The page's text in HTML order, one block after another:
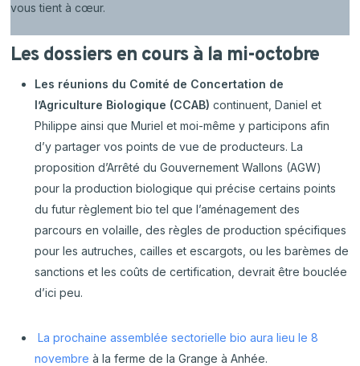
vous tient à cœur.
Les dossiers en cours à la mi-octobre
Les réunions du Comité de Concertation de
l’Agriculture Biologique (CCAB) continuent, Daniel et
Philippe ainsi que Muriel et moi-même y participons afin
d’y partager vos points de vue de producteurs. La
proposition d’Arrêté du Gouvernement Wallons (AGW)
pour la production biologique qui précise certains points
du futur règlement bio tel que l’aménagement des
parcours en volaille, des règles de production spécifiques
pour les autruches, cailles et escargots, ou les barèmes de
sanctions et les coûts de certification, devrait être bouclée
d’ici peu.
La prochaine assemblée sectorielle bio aura lieu le 8
novembre à la ferme de la Grange à Anhée.